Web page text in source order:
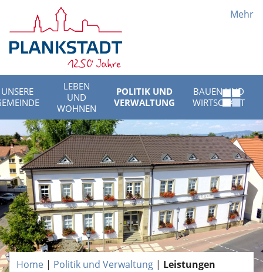
Mehr
UNSERE
LEBEN
UND
WOHNEN
POLITIK UND
VERWALTUNG
BAUEN UND
WIRTSCHAFT
Menü
öffnen
Home | Politik und Verwaltung | Leistungen